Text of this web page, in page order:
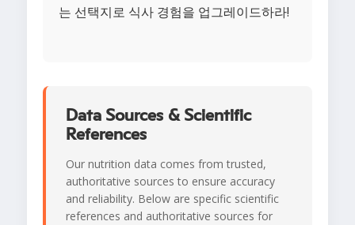
는 선택지로 식사 경험을 업그레이드하라!
Data Sources & Scientific
References
Our nutrition data comes from trusted,
authoritative sources to ensure accuracy
and reliability. Below are specific scientific
references and authoritative sources for